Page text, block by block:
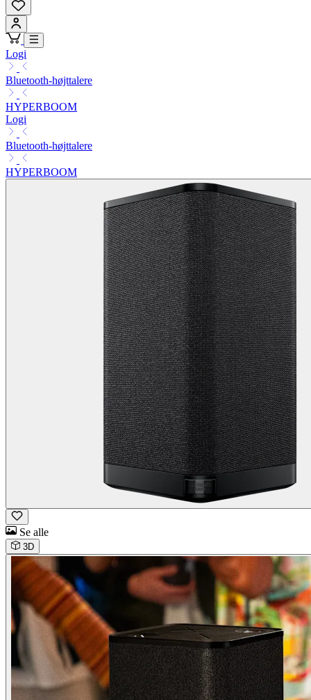
Logi
Bluetooth-højttalere
HYPERBOOM
Logi
Bluetooth-højttalere
HYPERBOOM
Se alle
3D